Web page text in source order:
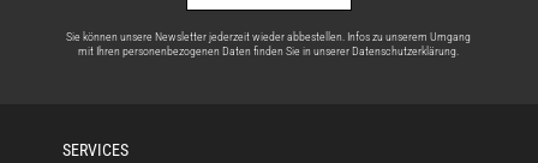
Sie können unsere Newsletter jederzeit wieder abbestellen. Infos zu unserem Umgang
mit Ihren personenbezogenen Daten finden Sie in unsererDatenschutzerklärung.
SERVICES